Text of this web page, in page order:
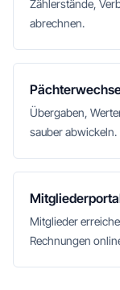
Zählerstände,
abrechnen.
Übergaben,
sauber abwickeln.
Mitglieder
Rechnungen